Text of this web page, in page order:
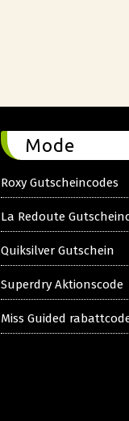
Mode
Roxy Gutscheincodes
La Redoute
Quiksilver Gutschein
Superdry Aktionscode
Miss Guided